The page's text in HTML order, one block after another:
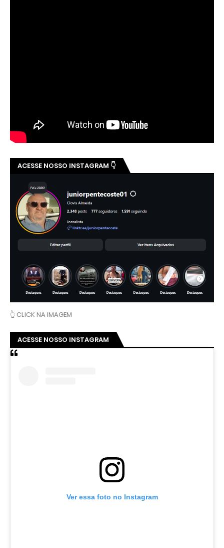
ACESSE NOSSO INSTAGRAM 👇
👆 CLICK NA IMAGEM
ACESSE NOSSO INSTAGRAM
Ver essa foto no Instagram